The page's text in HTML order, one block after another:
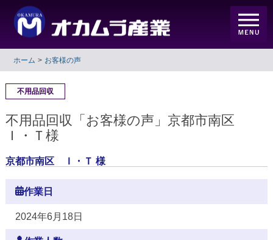
ホーム お客様の声
不用品回収
不用品回収「お客様の声」京都市南区
Ｉ・Ｔ様
京都市南区 Ｉ・Ｔ 様
作業日
2024年6月18日